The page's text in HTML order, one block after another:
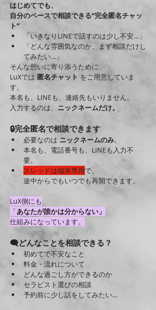
はじめてでも、
自分のペースで相談できる“完全匿名チャッ
ト”
「いきなりLINEで話すのは少し不安…」
「どんな雰囲気なのか、まず相談だけし
てみたい…」
そんな想いに寄り添うために、
LuXでは 匿名チャット をご用意していま
す。
本名も、LINEも、連絡先もいりません。
入力するのは、 ニックネームだけ。
🔒完全匿名で相談できます
必要なのは ニックネームのみ。
本名も、電話番号も、LINEも入力不
要。
スレッドは端末専用で、
途中からでもいつでも再開できます。
LuX側にも
「あなたが誰かは分からない」
仕組みになっています。
🗨どんなことを相談できる？
初めてで不安なこと
料金・流れについて
どんな過ごし方ができるのか
セラピスト選びの相談
予約前に少し話をしてみたい…